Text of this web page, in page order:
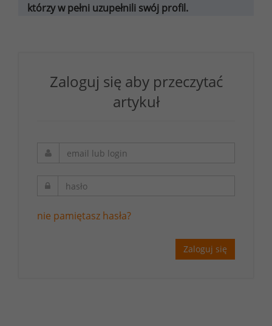
którzy w pełni uzupełnili swój profil.
Zaloguj się aby przeczytać
artykuł
nie pamiętasz hasła?
Zaloguj się